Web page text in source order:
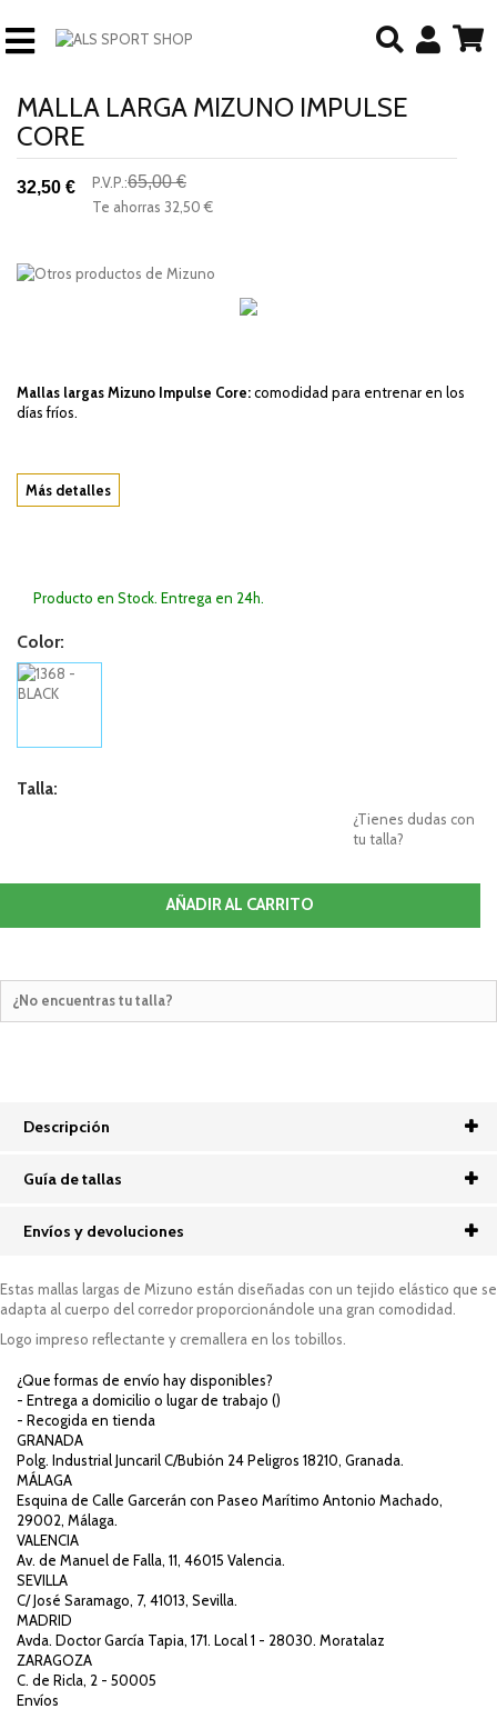
MALLA LARGA MIZUNO IMPULSE
CORE
32,50 € P.V.P.:65,00 €
Te ahorras 32,50 €
Mallas largas Mizuno Impulse Core:comodidad para entrenar en los
días fríos.
Más detalles
Producto en Stock. Entrega en 24h.
Color:
Talla:
¿Tienes dudas con
tu talla?
AÑADIR AL CARRITO
¿No encuentras tu talla?
Descripción
Guía de tallas
Envíos y devoluciones
Estas mallas largas de Mizuno están diseñadas con un tejido elástico que se
adapta al cuerpo del corredor proporcionándole una gran comodidad.
Logo impreso reflectante y cremallera en los tobillos.
¿Que formas de envío hay disponibles?
- Entrega a domicilio o lugar de trabajo ()
- Recogida en tienda
GRANADA
Polg. Industrial Juncaril C/Bubión 24 Peligros 18210, Granada.
MÁLAGA
Esquina de Calle Garcerán con Paseo Marítimo Antonio Machado,
29002, Málaga.
VALENCIA
Av. de Manuel de Falla, 11, 46015 Valencia.
SEVILLA
C/ José Saramago, 7, 41013, Sevilla.
MADRID
Avda. Doctor García Tapia, 171. Local 1 - 28030. Moratalaz
ZARAGOZA
C. de Ricla, 2 - 50005
Envíos